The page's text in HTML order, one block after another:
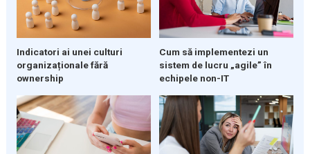
Indicatori ai unei culturi
organizaționale fără
ownership
Cum să implementezi un
sistem de lucru „agile” în
echipele non-IT